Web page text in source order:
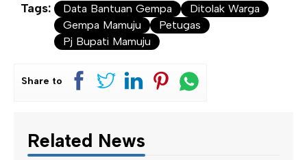
Tags: Data Bantuan Gempa
Ditolak Warga
Gempa Mamuju
Petugas
Pj Bupati Mamuju
Share to
Related News